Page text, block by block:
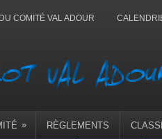
COMITÉ VAL ADOUR
» RÈGLEMENTS